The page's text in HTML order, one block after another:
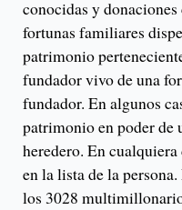
conocidas y
fortunas familiares
patrimonio
fundador vivo de una
fundador. En algunos
patrimonio en poder
heredero. En
en la lista de la
los 3028